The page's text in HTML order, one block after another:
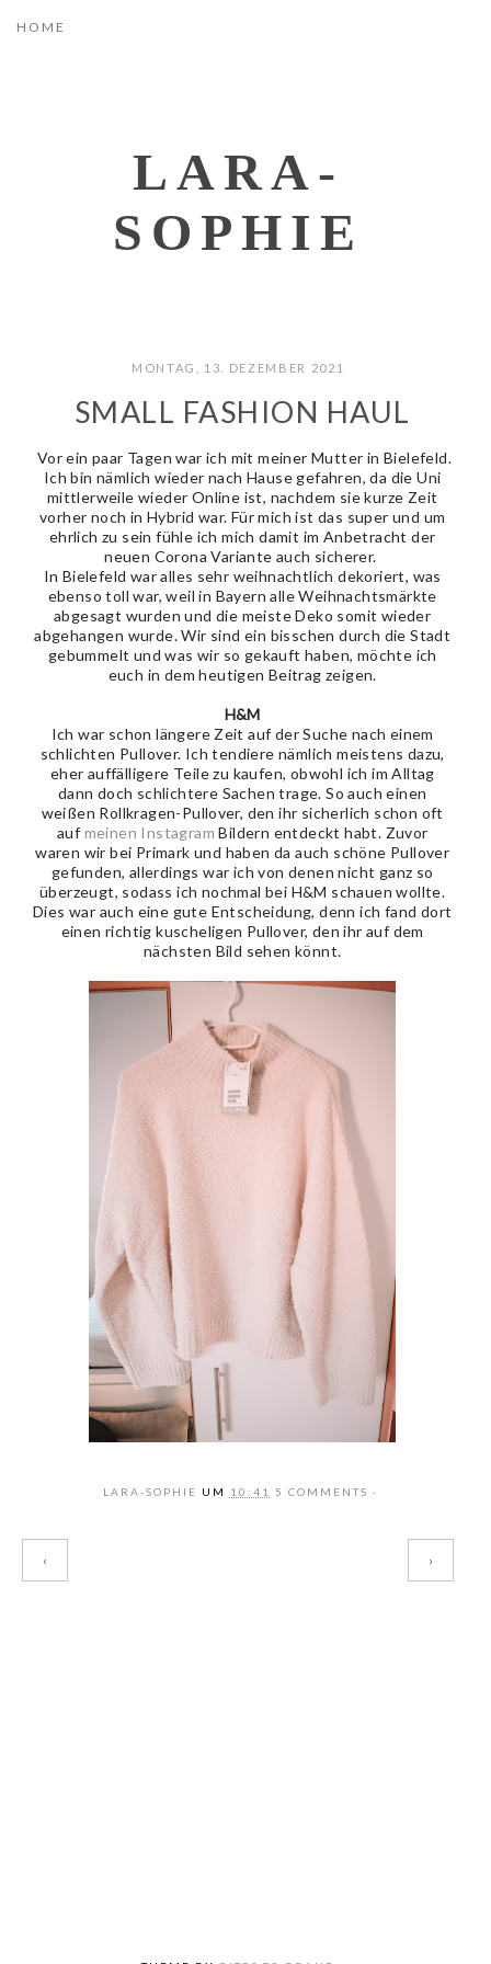
LARA-
SOPHIE
MONTAG, 13. DEZEMBER 2021
SMALL FASHION HAUL
Vor ein paar Tagen war ich mit meiner Mutter in Bielefeld.
Ich bin nämlich wieder nach Hause gefahren, da die Uni
mittlerweile wieder Online ist, nachdem sie kurze Zeit
vorher noch in Hybrid war. Für mich ist das super und um
ehrlich zu sein fühle ich mich damit im Anbetracht der
neuen Corona Variante auch sicherer.
In Bielefeld war alles sehr weihnachtlich dekoriert, was
ebenso toll war, weil in Bayern alle Weihnachtsmärkte
abgesagt wurden und die meiste Deko somit wieder
abgehangen wurde. Wir sind ein bisschen durch die Stadt
gebummelt und was wir so gekauft haben, möchte ich
euch in dem heutigen Beitrag zeigen.
H&M
Ich war schon längere Zeit auf der Suche nach einem
schlichten Pullover. Ich tendiere nämlich meistens dazu,
eher auffälligere Teile zu kaufen, obwohl ich im Alltag
dann doch schlichtere Sachen trage. So auch einen
weißen Rollkragen-Pullover, den ihr sicherlich schon oft
auf meinen Instagram Bildern entdeckt habt. Zuvor
waren wir bei Primark und haben da auch schöne Pullover
gefunden, allerdings war ich von denen nicht ganz so
überzeugt, sodass ich nochmal bei H&M schauen wollte.
Dies war auch eine gute Entscheidung, denn ich fand dort
einen richtig kuscheligen Pullover, den ihr auf dem
nächsten Bild sehen könnt.
LARA-SOPHIE UM 10:41 5 COMMENTS
‹ ›